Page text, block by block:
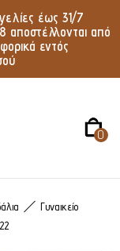
έως 31/7
αποστέλλονται από
εντός
0
Γυναικείο